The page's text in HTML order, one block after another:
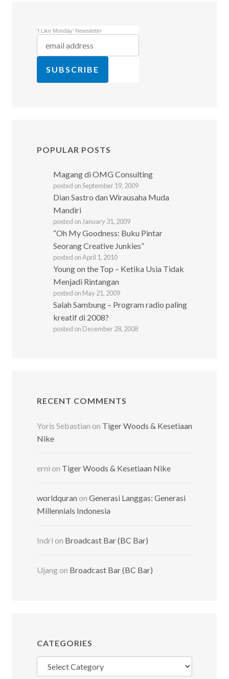
'I Like Monday' Newsletter
POPULAR POSTS
Magang di OMG Consulting
posted on September 19, 2009
Dian Sastro dan Wirausaha Muda
Mandiri
posted on January 31, 2009
“Oh My Goodness: Buku Pintar
Seorang Creative Junkies”
posted on April 1, 2010
Young on the Top – Ketika Usia Tidak
Menjadi Rintangan
posted on May 21, 2009
Salah Sambung – Program radio paling
kreatif di 2008?
posted on December 28, 2008
RECENT COMMENTS
Yoris Sebastian on Tiger Woods & Kesetiaan
Nike
erni on Tiger Woods & Kesetiaan Nike
worldquran on Generasi Langgas: Generasi
Millennials Indonesia
Indri on Broadcast Bar (BC Bar)
Ujangon Broadcast Bar (BC Bar)
CATEGORIES